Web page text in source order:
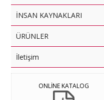
İNSAN KAYNAKLARI
ÜRÜNLER
İletişim
ONLİNE KATALOG